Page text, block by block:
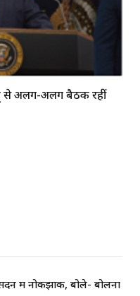
से अलग-अलग बैठकें रहीं
में नोकझोंक, बोले- बोलना